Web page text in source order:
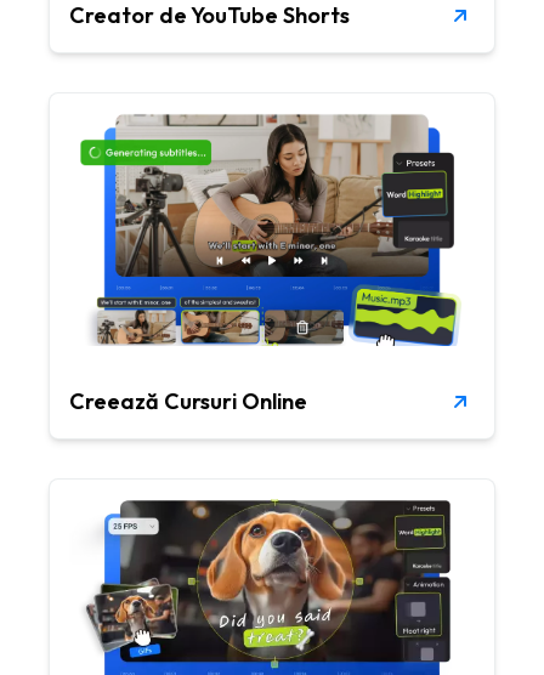
Creator de YouTube Shorts
Creează Cursuri Online